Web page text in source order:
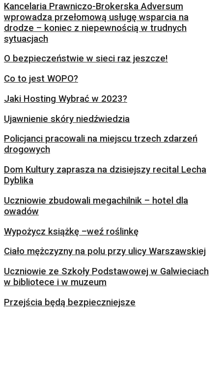
Kancelaria Prawniczo-Brokerska Adversum
wprowadza przełomową usługę wsparcia na
drodze – koniec z niepewnością w trudnych
sytuacjach
O bezpieczeństwie w sieci raz jeszcze!
Co to jest WOPO?
Jaki Hosting Wybrać w 2023?
Ujawnienie skóry niedźwiedzia
Policjanci pracowali na miejscu trzech zdarzeń
drogowych
Dom Kultury zaprasza na dzisiejszy recital Lecha
Dyblika
Uczniowie zbudowali megachilnik – hotel dla
owadów
Wypożycz książkę –weź roślinkę
Ciało mężczyzny na polu przy ulicy Warszawskiej
Uczniowie ze Szkoły Podstawowej w Galwieciach
w bibliotece i w muzeum
Przejścia będą bezpieczniejsze